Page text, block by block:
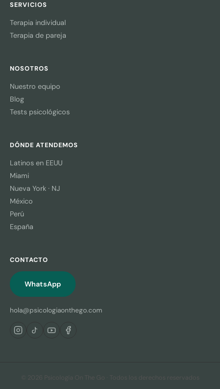
SERVICIOS
Terapia individual
Terapia de pareja
NOSOTROS
Nuestro equipo
Blog
Tests psicológicos
DÓNDE ATENDEMOS
Latinos en EEUU
Miami
Nueva York · NJ
México
Perú
España
CONTACTO
WhatsApp
hola@psicologiaonthego.com
© 2026 Psicología On The Go · Todos los derechos reservados